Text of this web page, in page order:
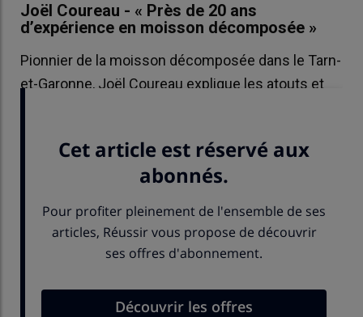
Joël Coureau - « Près de 20 ans
d’expérience en moisson décomposée »
Pionnier de la moisson décomposée dans le Tarn-
et-Garonne, Joël Coureau explique les atouts et